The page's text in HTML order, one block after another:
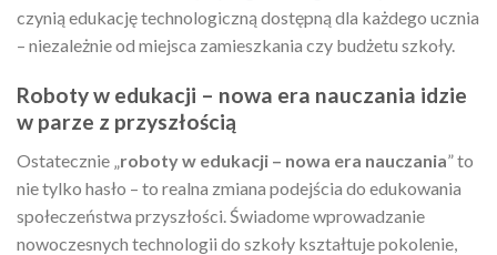
czynią edukację technologiczną dostępną dla każdego ucznia
– niezależnie od miejsca zamieszkania czy budżetu szkoły.
Roboty w edukacji – nowa era nauczania idzie
w parze z przyszłością
Ostatecznie „ roboty w edukacji – nowa era nauczania” to
nie tylko hasło – to realna zmiana podejścia do edukowania
społeczeństwa przyszłości. Świadome wprowadzanie
nowoczesnych technologii do szkoły kształtuje pokolenie,